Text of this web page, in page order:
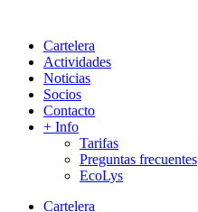
Cartelera
Actividades
Noticias
Socios
Contacto
+ Info
Tarifas
Preguntas frecuentes
EcoLys
Cartelera